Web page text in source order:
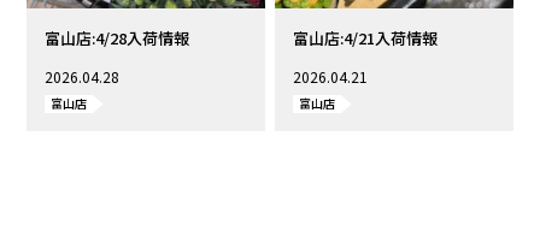
富山店:4/28入荷情報
2026.04.28
富山店
富山店:4/21入荷情報
2026.04.21
富山店